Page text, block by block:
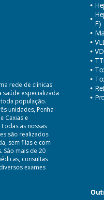
rede de clínicas
saúde especializada
população.
unidades, Penha
Caxias e
as nossas
são realizados
sem filas e com
São mais de 20
consultas
exames
E)